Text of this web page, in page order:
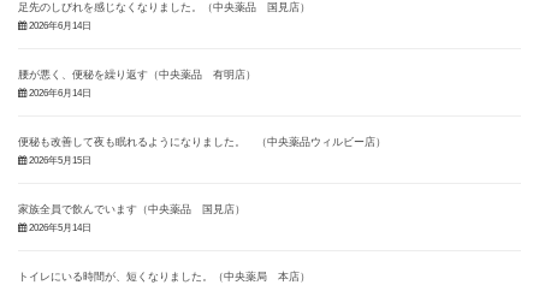
足先のしびれを感じなくなりました。（中央薬品 国見店）
2026年6月14日
腰が悪く、便秘を繰り返す（中央薬品 有明店）
2026年6月14日
便秘も改善して夜も眠れるようになりました。 （中央薬品ウィルビー店）
2026年5月15日
家族全員で飲んでいます（中央薬品 国見店）
2026年5月14日
トイレにいる時間が、短くなりました。（中央薬局 本店）